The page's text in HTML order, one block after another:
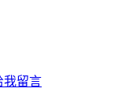
我留言